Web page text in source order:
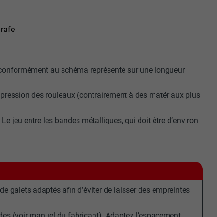
au schéma représenté sur une longueur
des rouleaux (contrairement à des matériaux plus
jeu entre les bandes métalliques, qui doit être d’environ
galets adaptés afin d’éviter de laisser des empreintes
l'outil
être affichés
être activé